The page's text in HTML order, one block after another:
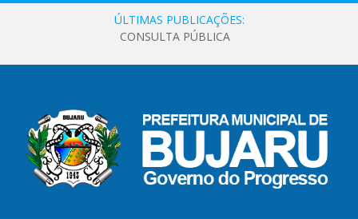
ÚLTIMAS PUBLICAÇÕES:
CONSULTA PÚBLICA